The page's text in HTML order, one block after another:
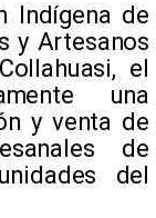
Indígena de
y Artesanos
el
una
y venta de
de
del